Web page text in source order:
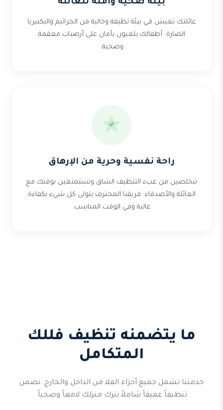
بيئة صحية وآمنة للعائلة
عائلتك تعيش في بيئة نظيفة وخالية من الجراثيم والبكتيريا
الضارة. أطفالك يلعبون بأمان على أرضيات معقمة
وصحية.
راحة نفسية وحرية من الإرهاق
تتخلصين من عبء التنظيف الشاق وتستمتعين بوقتك مع
العائلة والأصدقاء. فريقنا المحترف يتولى كل شيء بكفاءة
عالية وفي الوقت المناسب.
ما يتضمنه تنظيف فللك
المتكامل
خدمتنا تشمل جميع أجزاء الفلا من الداخل والخارج. نضمن
تنظيفاً عميقاً شاملاً يترك منزلك لامعاً وصحياً.